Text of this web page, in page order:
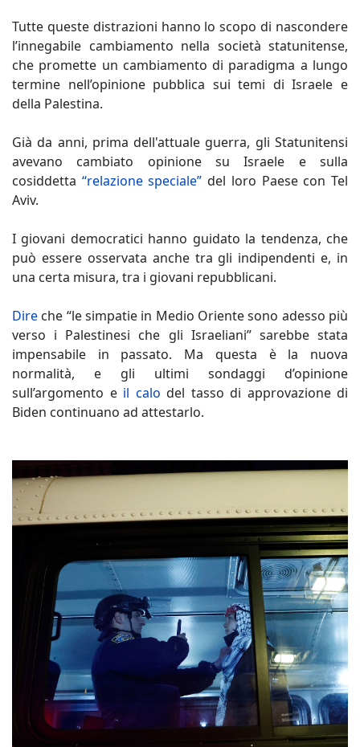
Tutte queste distrazioni hanno lo scopo di nascondere
l’innegabile cambiamento nella società statunitense,
che promette un cambiamento di paradigma a lungo
termine nell’opinione pubblica sui temi di Israele e
della Palestina.
Già da anni, prima dell'attuale guerra, gli Statunitensi
avevano cambiato opinione su Israele e sulla
cosiddetta “relazione speciale” del loro Paese con Tel
Aviv.
I giovani democratici hanno guidato la tendenza, che
può essere osservata anche tra gli indipendenti e, in
una certa misura, tra i giovani repubblicani.
Dire che “le simpatie in Medio Oriente sono adesso più
verso i Palestinesi che gli Israeliani” sarebbe stata
impensabile in passato. Ma questa è la nuova
normalità, e gli ultimi sondaggi d’opinione
sull’argomento e il calo del tasso di approvazione di
Biden continuano ad attestarlo.